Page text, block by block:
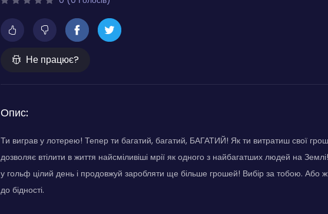
Не працює?
Опис:
Ти виграв у лотерею! Тепер ти багатий, багатий, БАГАТИЙ! Як ти витратиш свої
дозволяє втілити в життя найсміливіші мрії як одного з найбагатших людей на
у гольф цілий день і продовжуй заробляти ще більше грошей! Вибір за тобою. Або ж
до бідності.